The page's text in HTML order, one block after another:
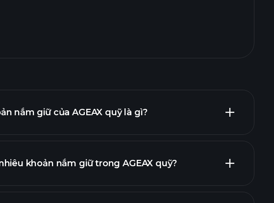
nắm giữ của AGEAX quỹ là gì?
khoản nắm giữ
khoản nắm giữ trong AGEAX quỹ?